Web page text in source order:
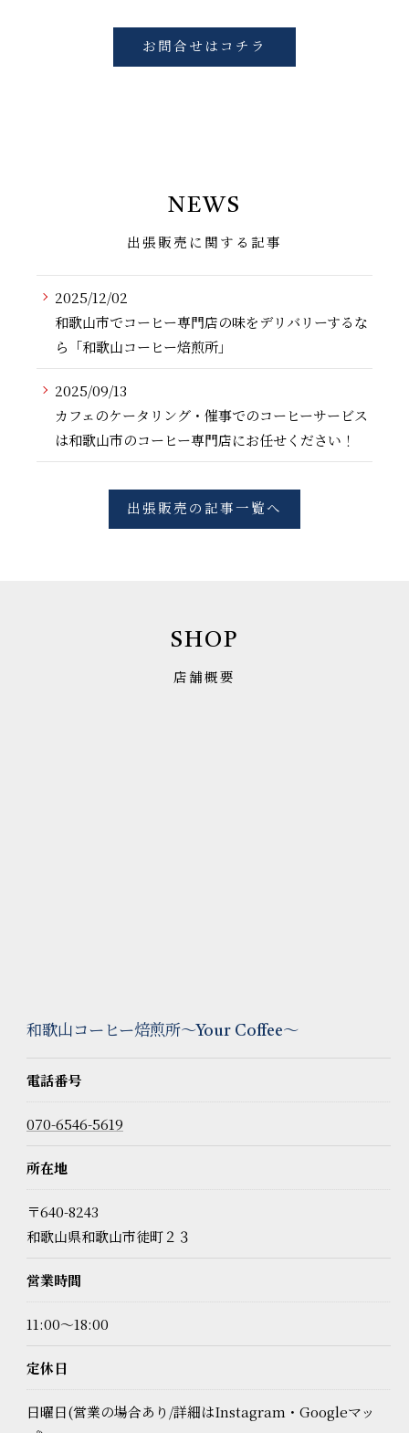
お問合せはコチラ
出張販売に関する記事
NEWS
2025/12/02
和歌山市でコーヒー専門店の味をデリバリーするな
ら「和歌山コーヒー焙煎所」
2025/09/13
カフェのケータリング・催事でのコーヒーサービス
は和歌山市のコーヒー専門店にお任せください！
出張販売の記事一覧へ
店舗概要
SHOP
和歌山コーヒー焙煎所〜Your Coffee〜
電話番号
070-6546-5619
所在地
〒640-8243
和歌山県和歌山市徒町２３
営業時間
11:00～18:00
定休日
日曜日(営業の場合あり/詳細はInstagram・Googleマッ